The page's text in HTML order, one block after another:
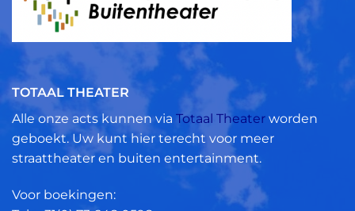
TOTAAL THEATER
Alle onze acts kunnen via Totaal Theater worden
geboekt. Uw kunt hier terecht voor meer
straattheater en buiten entertainment.
Voor boekingen: